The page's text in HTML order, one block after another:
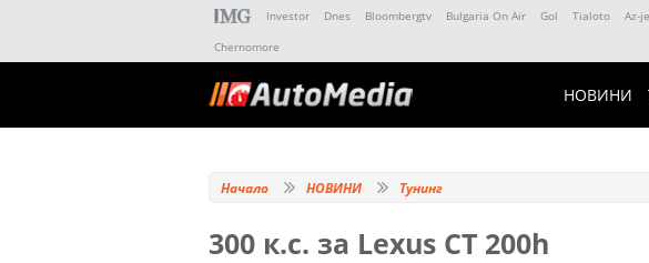
Investor Dnes Bloombergtv Bulgaria On Air Gol Tialoto Az-
Chernomore
НОВИНИ
Начало НОВИНИ Тунинг
300 к.с. за Lexus CT 200h